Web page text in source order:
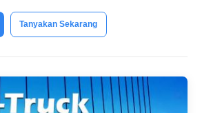
Tanyakan Sekarang